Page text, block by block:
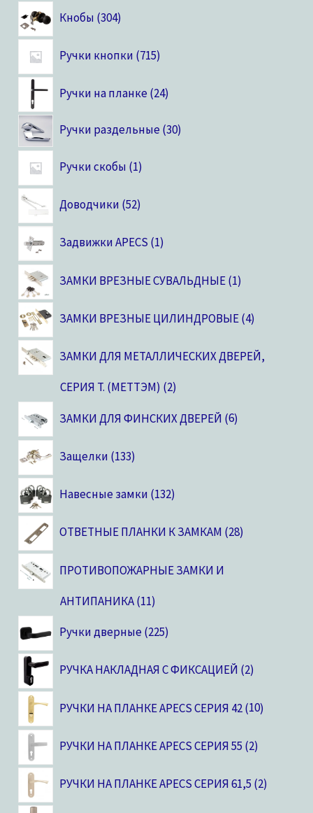
Кнобы 304
Ручки кнопки 715
Ручки на планке 24
Ручки раздельные 30
Ручки скобы 1
Доводчики 52
Задвижки APECS 1
ЗАМКИ ВРЕЗНЫЕ СУВАЛЬДНЫЕ 1
ЗАМКИ ВРЕЗНЫЕ ЦИЛИНДРОВЫЕ 4
ЗАМКИ ДЛЯ МЕТАЛЛИЧЕСКИХ ДВЕРЕЙ,
CЕРИЯ T. (МЕТТЭМ) 2
ЗАМКИ ДЛЯ ФИНСКИХ ДВЕРЕЙ 6
Защелки 133
Навесные замки 132
ОТВЕТНЫЕ ПЛАНКИ К ЗАМКАМ 28
ПРОТИВОПОЖАРНЫЕ ЗАМКИ И
АНТИПАНИКА 11
Ручки дверные 225
РУЧКА НАКЛАДНАЯ С ФИКСАЦИЕЙ 2
РУЧКИ НА ПЛАНКЕ APECS СЕРИЯ 42 10
РУЧКИ НА ПЛАНКЕ APECS СЕРИЯ 55 2
РУЧКИ НА ПЛАНКЕ APECS СЕРИЯ 61,5 2